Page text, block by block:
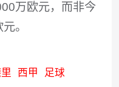
万欧元，而非今
。
西甲 足球